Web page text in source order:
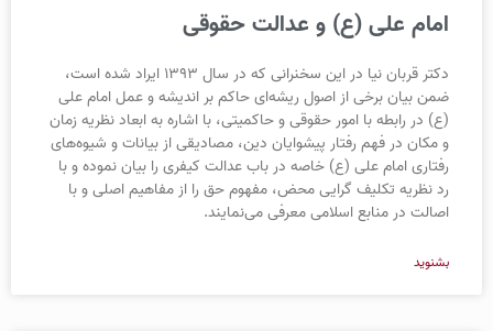
امام علی (ع) و عدالت حقوقی
دکتر قربان نیا در این سخنرانی که در سال ۱۳۹۳ ایراد شده است،
ضمن بیان برخی از اصول ریشه‌ای حاکم بر اندیشه و عمل امام علی
(ع) در رابطه با امور حقوقی و حاکمیتی، با اشاره به ابعاد نظریه زمان
و مکان در فهم رفتار پیشوایان دین، مصادیقی از بیانات و شیوه‌های
رفتاری امام علی (ع) خاصه در باب عدالت کیفری را بیان نموده و با
رد نظریه تکلیف گرایی محض، مفهوم حق را از مفاهیم اصلی و با
اصالت در منابع اسلامی معرفی می‌نمایند.
بشنوید